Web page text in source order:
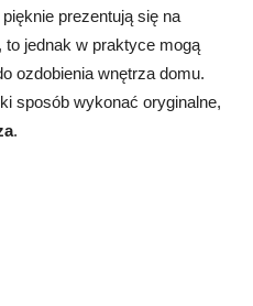
prezentują się na
jednak w praktyce mogą
ozdobienia wnętrza domu.
sposób wykonać oryginalne,
.